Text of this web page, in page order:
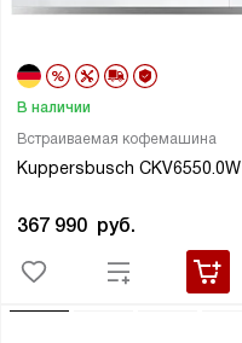
Встраиваемая кофемашина
Kuppersbusch CKV6550.0W
В наличии
367 990 руб.